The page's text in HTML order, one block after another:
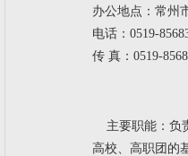
办公地点：常州
电话：0519-
传 真：0519-
主要职能： 负
高校、高职团的